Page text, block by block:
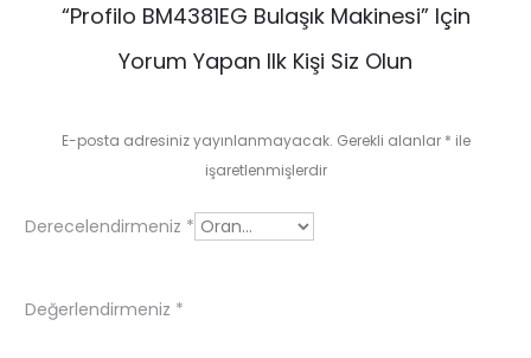
l
n
“Profilo BM4381EG Bulaşık Makinesi” Için
Yorum Yapan Ilk Kişi Siz Olun
E-posta adresiniz yayınlanmayacak. Gerekli alanlar * ile
işaretlenmişlerdir
Derecelendirmeniz *
Değerlendirmeniz *